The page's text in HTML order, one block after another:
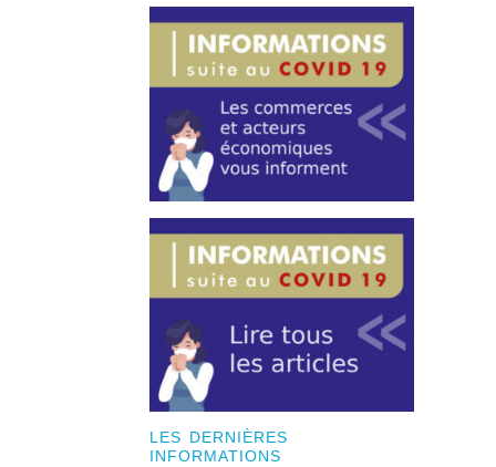
LES DERNIÈRES
INFORMATIONS